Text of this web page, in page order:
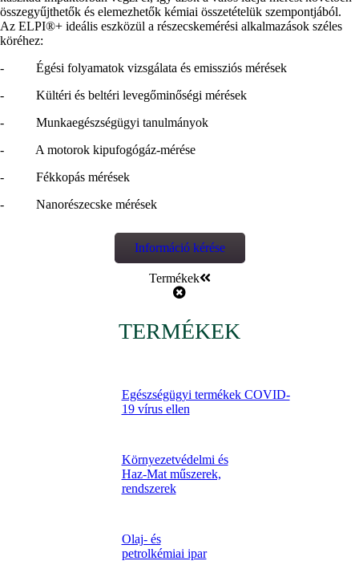
összegyűjthetők és elemezhetők kémiai összetételük szempontjából.
Az ELPI®+ ideális eszközül a részecskemérési alkalmazások széles
köréhez:
- Égési folyamatok vizsgálata és emissziós mérések
- Kültéri és beltéri levegőminőségi mérések
- Munkaegészségügyi tanulmányok
- A motorok kipufogógáz-mérése
- Fékkopás mérések
- Nanorészecske mérések
Információ kérése
Termékek
TERMÉKEK
Egészségügyi termékek COVID-
19 vírus ellen
Környezetvédelmi és
Haz-Mat műszerek,
rendszerek
Olaj- és
petrolkémiai ipar